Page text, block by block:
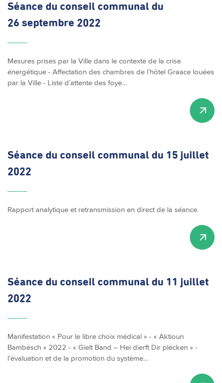
Séance du conseil communal du
26 septembre 2022
Mesures prises par la Ville dans le contexte de la crise
énergétique - Affectation des chambres de l’hôtel Graace louées
par la Ville - Liste d’attente des foye…
Séance du conseil communal du 15 juillet
2022
Rapport analytique et retransmission en direct de la séance.
Séance du conseil communal du 11 juillet
2022
Manifestation « Pour le libre choix médical » - « Aktioun
Bambësch » 2022 - « Gielt Band – Hei dierft Dir plécken » -
l’évaluation et de la promotion du système…